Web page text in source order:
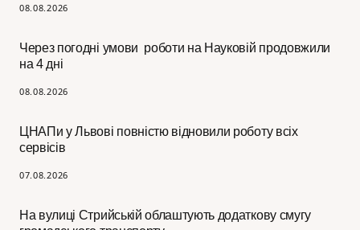
08.08.2026
Через погодні умови роботи на Науковій продовжили
на 4 дні
08.08.2026
ЦНАПи у Львові повністю відновили роботу всіх
сервісів
07.08.2026
На вулиці Стрийській облаштують додаткову смугу